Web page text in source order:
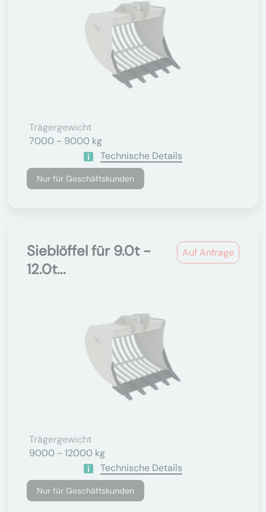
Trägergewicht
7000 - 9000 kg
Technische Details
Nur für Geschäftskunden
Auf Anfrage
Sieblöffel für 9.0t -
12.0t...
Trägergewicht
9000 - 12000 kg
Technische Details
Nur für Geschäftskunden